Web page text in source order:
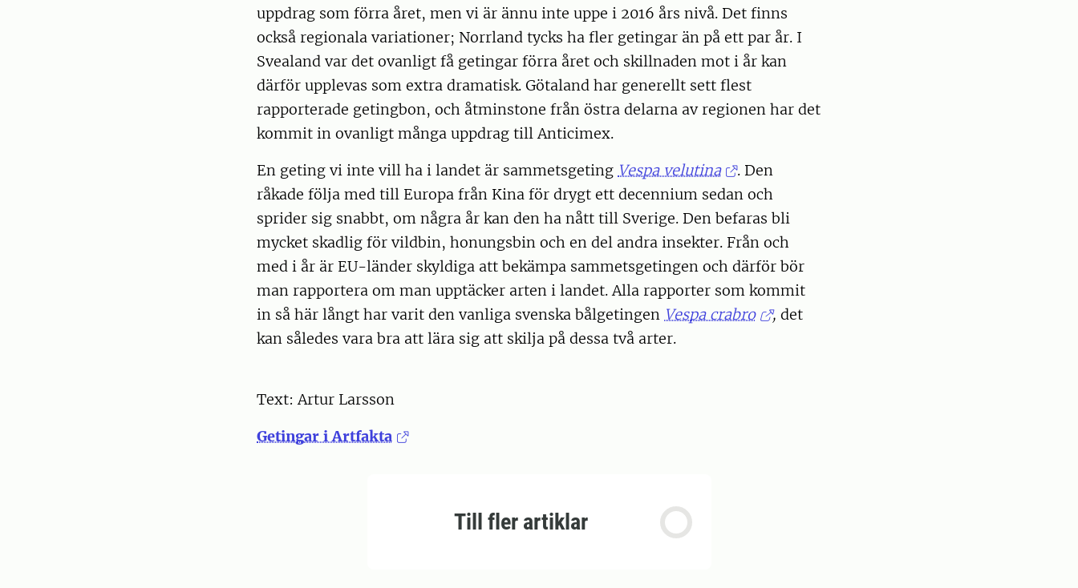
uppdrag som förra året, men vi är ännu inte uppe i 2016 års nivå. Det finns
också regionala variationer; Norrland tycks ha fler getingar än på ett par år. I
Svealand var det ovanligt få getingar förra året och skillnaden mot i år kan
därför upplevas som extra dramatisk. Götaland har generellt sett flest
rapporterade getingbon, och åtminstone från östra delarna av regionen har det
kommit in ovanligt många uppdrag till Anticimex.
En geting vi inte vill ha i landet är sammetsgeting Vespa velutina
. Den
råkade följa med till Europa från Kina för drygt ett decennium sedan och
sprider sig snabbt, om några år kan den ha nått till Sverige. Den befaras bli
mycket skadlig för vildbin, honungsbin och en del andra insekter. Från och
med i år är EU-länder skyldiga att bekämpa sammetsgetingen och därför bör
man rapportera om man upptäcker arten i landet. Alla rapporter som kommit
in så här långt har varit den vanliga svenska bålgetingen Vespa crabro ,det
kan således vara bra att lära sig att skilja på dessa två arter.
Text: Artur Larsson
Getingar i Artfakta
Till fler artiklar